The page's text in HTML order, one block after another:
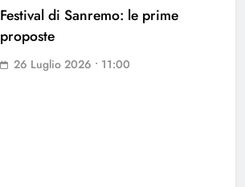
Festival di Sanremo: le prime
proposte
26 Luglio 2026 • 11:00